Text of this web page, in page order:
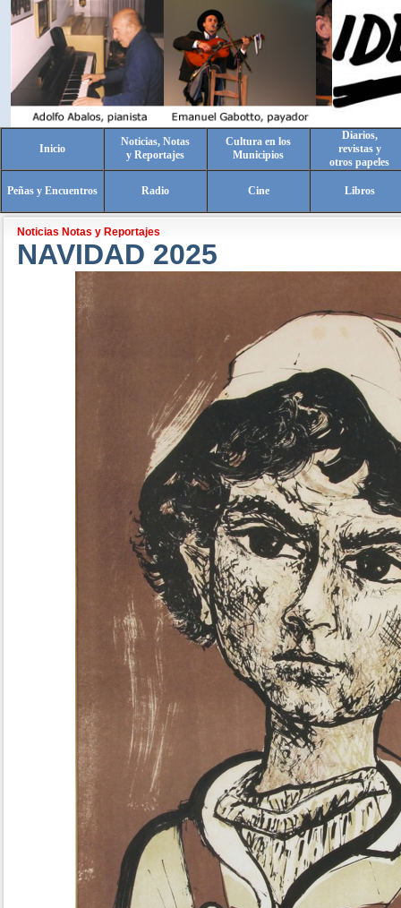
Inicio
Noticias, Notas
y Reportajes
Cultura en los
Municipios
Diarios,
revistas y
otros papeles
Peñas y Encuentros Radio Cine Libros
Noticias Notas y Reportajes
NAVIDAD 2025